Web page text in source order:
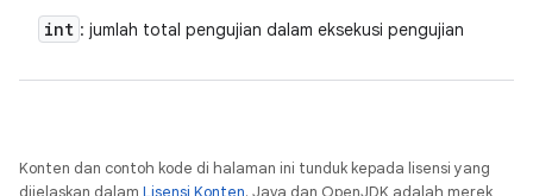
int : jumlah total pengujian dalam eksekusi pengujian
Konten dan contoh kode di halaman ini tunduk kepada lisensi yang
dijelaskan dalam Lisensi Konten. Java dan OpenJDK adalah merek